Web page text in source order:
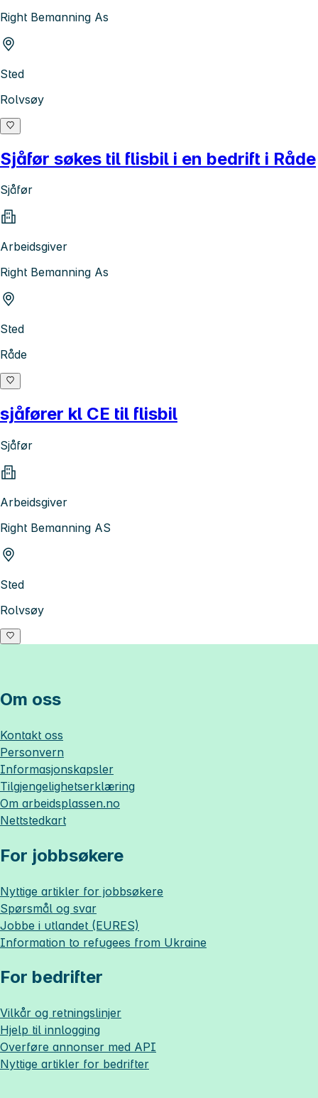
Right Bemanning As
Sted
Rolvsøy
Sjåfør søkes til flisbil i en bedrift i Råde
Sjåfør
Arbeidsgiver
Right Bemanning As
Sted
Råde
sjåfører kl CE til flisbil
Sjåfør
Arbeidsgiver
Right Bemanning AS
Sted
Rolvsøy
Om oss
Kontakt oss
Personvern
Informasjonskapsler
Tilgjengelighetserklæring
Om arbeidsplassen.no
Nettstedkart
For jobbsøkere
Nyttige artikler for jobbsøkere
Spørsmål og svar
Jobbe i utlandet (EURES)
Information to refugees from Ukraine
For bedrifter
Vilkår og retningslinjer
Hjelp til innlogging
Overføre annonser med API
Nyttige artikler for bedrifter